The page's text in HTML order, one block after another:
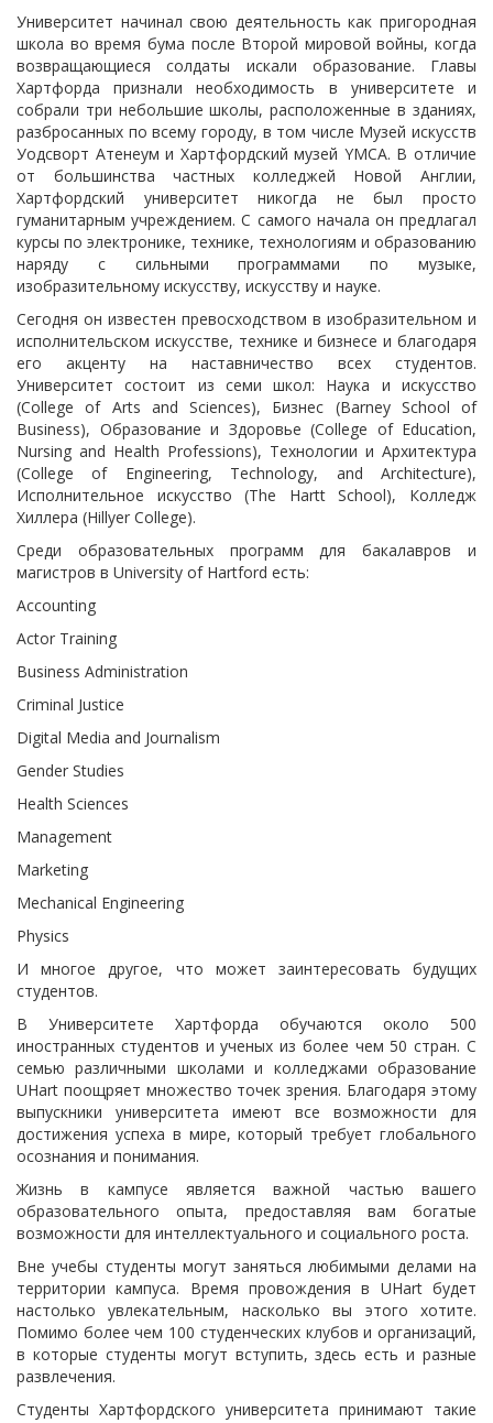
Университет начинал свою деятельность как пригородная
школа во время бума после Второй мировой войны, когда
возвращающиеся солдаты искали образование. Главы
Хартфорда признали необходимость в университете и
собрали три небольшие школы, расположенные в зданиях,
разбросанных по всему городу, в том числе Музей искусств
Уодсворт Атенеум и Хартфордский музей YMCA. В отличие
от большинства частных колледжей Новой Англии,
Хартфордский университет никогда не был просто
гуманитарным учреждением. С самого начала он предлагал
курсы по электронике, технике, технологиям и образованию
наряду с сильными программами по музыке,
изобразительному искусству, искусству и науке.
Сегодня он известен превосходством в изобразительном и
исполнительском искусстве, технике и бизнесе и благодаря
его акценту на наставничество всех студентов.
Университет состоит из семи школ: Наука и искусство
(College of Arts and Sciences), Бизнес (Barney School of
Business), Образование и Здоровье (College of Education,
Nursing and Health Professions), Технологии и Архитектура
(College of Engineering, Technology, and Architecture),
Исполнительное искусство (The Hartt School), Колледж
Хиллера (Hillyer College).
Среди образовательных программ для бакалавров и
магистров в University of Hartford есть:
Accounting
Actor Training
Business Administration
Criminal Justice
Digital Media and Journalism
Gender Studies
Health Sciences
Management
Marketing
Mechanical Engineering
Physics
И многое другое, что может заинтересовать будущих
студентов.
В Университете Хартфорда обучаются около 500
иностранных студентов и ученых из более чем 50 стран. С
семью различными школами и колледжами образование
UHart поощряет множество точек зрения. Благодаря этому
выпускники университета имеют все возможности для
достижения успеха в мире, который требует глобального
осознания и понимания.
Жизнь в кампусе является важной частью вашего
образовательного опыта, предоставляя вам богатые
возможности для интеллектуального и социального роста.
Вне учебы студенты могут заняться любимыми делами на
территории кампуса. Время провождения в UHart будет
настолько увлекательным, насколько вы этого хотите.
Помимо более чем 100 студенческих клубов и организаций,
в которые студенты могут вступить, здесь есть и разные
развлечения.
Студенты Хартфордского университета принимают такие